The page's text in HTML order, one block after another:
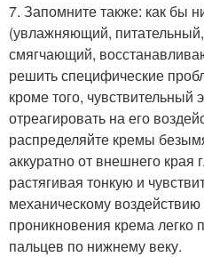
7. Запомните также: как бы
(увлажняющий,
смягчающий,
решить специфические
кроме того,
отреагировать на его
распределяйте кремы
аккуратно от внешнего края
растягивая тонкую и
механическому
проникновения крема легко
пальцев по нижнему веку.